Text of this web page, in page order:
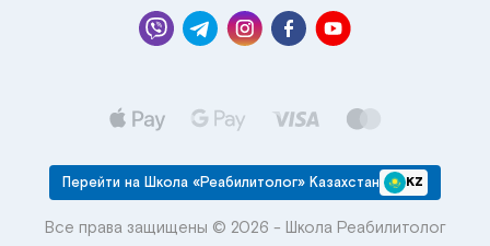
Перейти на Школа «Реабилитолог» Казахстан KZ
Все права защищены © 2026 - Школа Реабилитолог